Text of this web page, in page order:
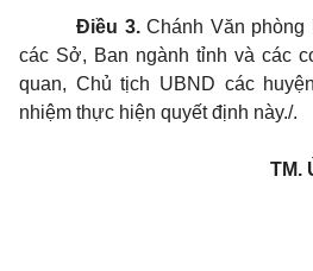
Điều 3. Chánh Văn
các Sở, Ban ngành tỉnh và các
quan, Chủ tịch UBND các
nhiệm thực hiện quyết định này./.
TM.